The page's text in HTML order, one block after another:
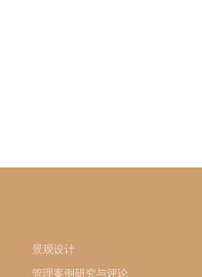
景观设计
管理案例研究与评论